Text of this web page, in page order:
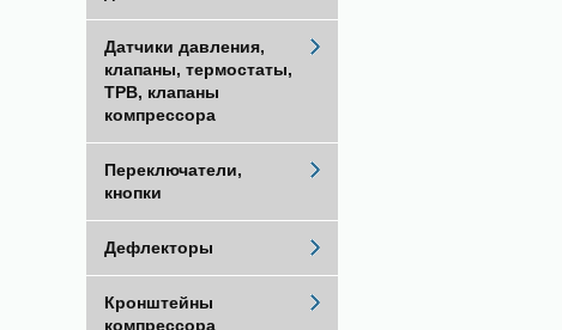
Датчики давления,
клапаны, термостаты,
ТРВ, клапаны
компрессора
Переключатели,
кнопки
Дефлекторы
Кронштейны
компрессора